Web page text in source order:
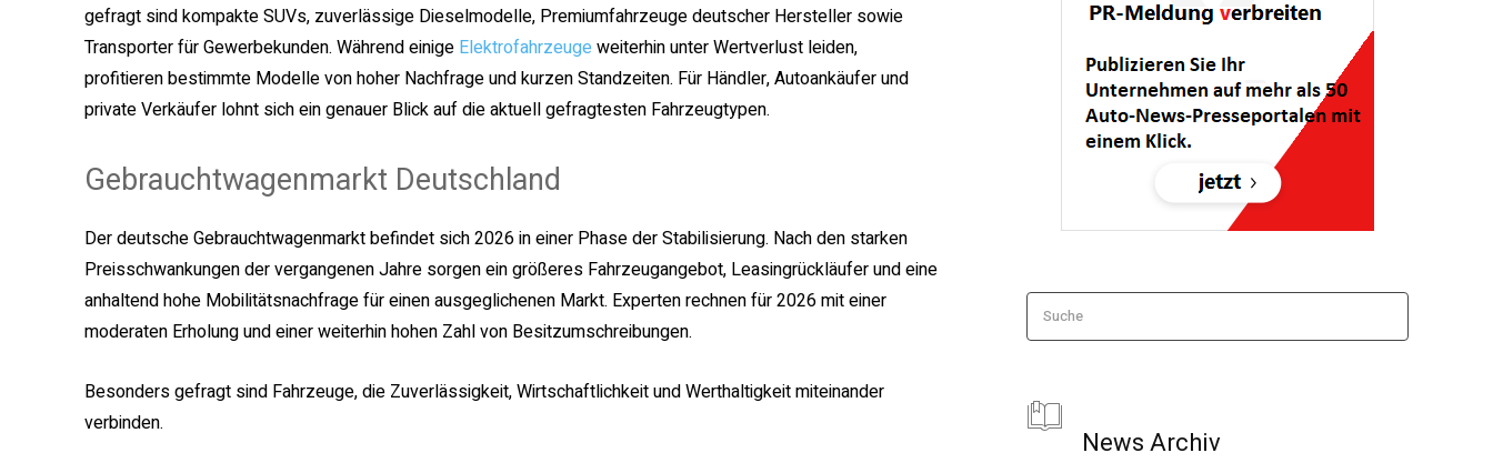
gefragt sind kompakte SUVs, zuverlässige Dieselmodelle, Premiumfahrzeuge deutscher Hersteller sowie
Transporter für Gewerbekunden. Während einige Elektrofahrzeuge weiterhin unter Wertverlust leiden,
profitieren bestimmte Modelle von hoher Nachfrage und kurzen Standzeiten. Für Händler, Autoankäufer und
private Verkäufer lohnt sich ein genauer Blick auf die aktuell gefragtesten Fahrzeugtypen.
Gebrauchtwagenmarkt Deutschland
Der deutsche Gebrauchtwagenmarkt befindet sich 2026 in einer Phase der Stabilisierung. Nach den starken
Preisschwankungen der vergangenen Jahre sorgen ein größeres Fahrzeugangebot, Leasingrückläufer und eine
anhaltend hohe Mobilitätsnachfrage für einen ausgeglichenen Markt. Experten rechnen für 2026 mit einer
moderaten Erholung und einer weiterhin hohen Zahl von Besitzumschreibungen.
Besonders gefragt sind Fahrzeuge, die Zuverlässigkeit, Wirtschaftlichkeit und Werthaltigkeit miteinander
verbinden.
Suche
News Archiv